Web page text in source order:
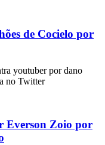
de Cocielo por
youtuber por dano
no Twitter
Everson Zoio por